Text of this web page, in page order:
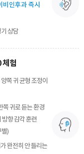
비인후과 즉시
상담
체험
쪽 귀 균형 조정이
쪽 귀로 듣는 환경
향 감각 훈련
별)
완전히 안 들리는